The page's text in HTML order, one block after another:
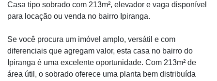
Casa tipo sobrado com 213m², elevador e vaga disponível
para locação ou venda no bairro Ipiranga.
Se você procura um imóvel amplo, versátil e com
diferenciais que agregam valor, esta casa no bairro do
Ipiranga é uma excelente oportunidade. Com 213m² de
área útil, o sobrado oferece uma planta bem distribuída